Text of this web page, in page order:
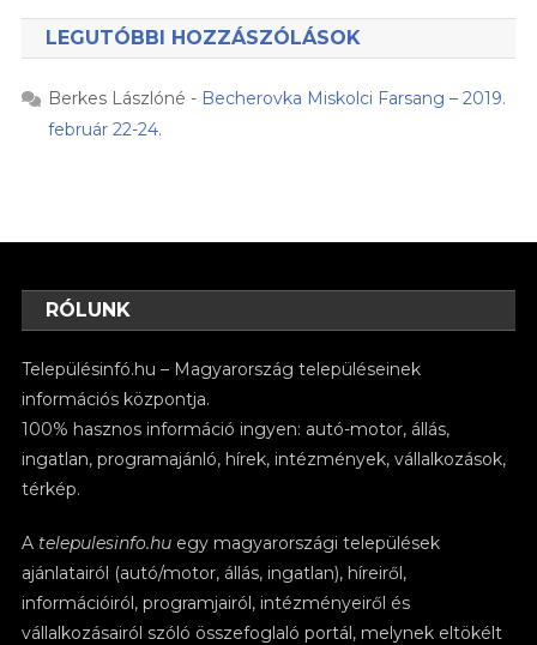
LEGUTÓBBI HOZZÁSZÓLÁSOK
Berkes Lászlóné - Becherovka Miskolci Farsang – 2019.
február 22-24.
RÓLUNK
Településinfó.hu – Magyarország településeinek
információs központja.
100% hasznos információ ingyen: autó-motor, állás,
ingatlan, programajánló, hírek, intézmények, vállalkozások,
térkép.
A telepulesinfo.hu egy magyarországi települések
ajánlatairól (autó/motor, állás, ingatlan), híreiről,
információiról, programjairól, intézményeiről és
vállalkozásairól szóló összefoglaló portál, melynek eltökélt